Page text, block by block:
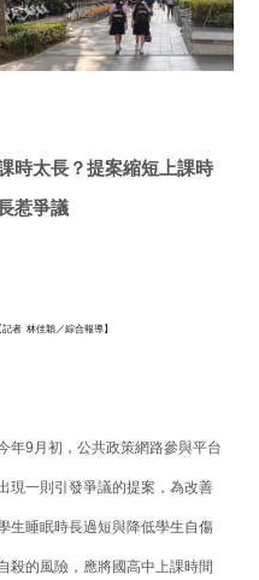
時太長？提案縮短上課時
惹爭議
記者 林佳穎／綜合報導】
年9 月初，公共政策網路參與平台
現一則引發爭議的提案， 為改善
生睡眠時長過短與降低學生自傷
殺的風險， 應將國高中上課時間